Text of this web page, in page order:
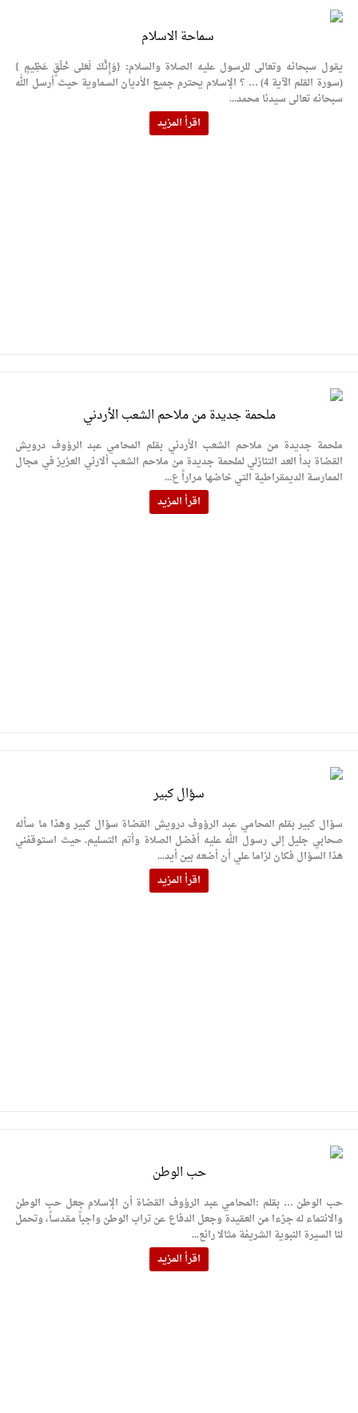
سماحة الاسلام
يقول سبحانه وتعالى للرسول عليه الصلاة والسلام: {وَإِنَّكَ لَعَلى خُلُقٍ عَظِيمٍ }
(سورة القلم الآية 4) … ؟ الإسلام يحترم جميع الأديان السماوية حيث أرسل الله
سبحانه تعالى سيدنا محمد...
اقرأ المزيد
ملحمة جديدة من ملاحم الشعب الأردني
ملحمة جديدة من ملاحم الشعب الأردني بقلم المحامي عبد الرؤوف درويش
القضاة بدأ العد التنازلي لملحمة جديدة من ملاحم الشعب ألارني العزيز في مجال
الممارسة الديمقراطية التي خاضها مراراً ع...
اقرأ المزيد
سؤال كبير
سؤال كبير بقلم المحامي عبد الرؤوف درويش القضاة سؤال كبير وهذا ما سأله
صحابي جليل إلى رسول الله عليه أفضل الصلاة وأتم التسليم. حيث استوقفني
هذا السؤال فكان لزاما علي أن أضعه بين أيد...
اقرأ المزيد
حب الوطن
حب الوطن … بقلم :المحامي عبد الرؤوف القضاة أن الإسلام جعل حب الوطن
والانتماء له جزءا من العقيدة وجعل الدفاع عن تراب الوطن واجباً مقدساً، وتحمل
لنا السيرة النبوية الشريفة مثالا رائع...
اقرأ المزيد